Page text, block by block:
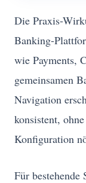
Die Praxis-
Banking-
wie Payments,
gemeinsamen
Navigation
konsistent,
Konfiguration
Für